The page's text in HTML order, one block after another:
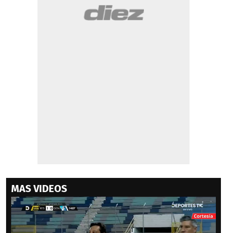
MAS VIDEOS